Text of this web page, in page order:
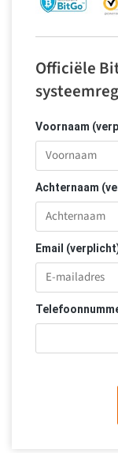
Officiële
Voornaam
Achternaam
Email